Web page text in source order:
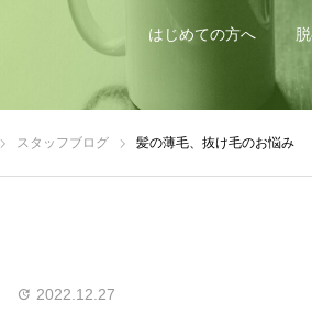
はじめての方へ
スタッフブログ 髪の薄毛、抜け毛のお悩み
2022.12.27